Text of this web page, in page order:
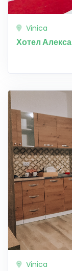
Vinica
Хотел
Vinica